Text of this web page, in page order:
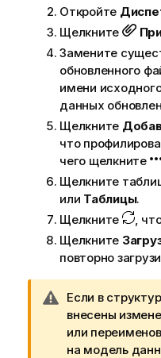
к
п
р
е
д
у
п
р
е
ж
д
е
н
и
ю
Откройте
Щелкните
Замените
обновленного
имени
данных
Щелкните
что
чего щелкните
Щелкните
или Таблицы.
Щелкните
,
Щелкните
повторно
П
р
и
м
Если в
внесены
или
на модель